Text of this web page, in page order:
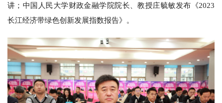
讲；中国人民大学财政金融学院院长、教授庄毓敏发布《2023
长江经济带绿色创新发展指数报告》。